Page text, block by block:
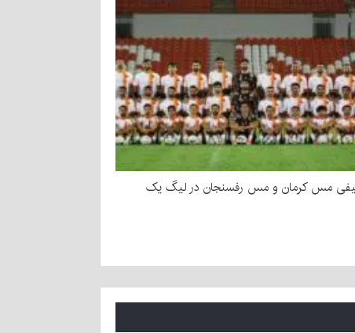
مس کرمان و مس رفسنجان در لیگ یک